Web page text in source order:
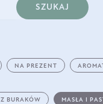
SZUKAJ
NA PREZENT
BURAKÓW MASŁA I